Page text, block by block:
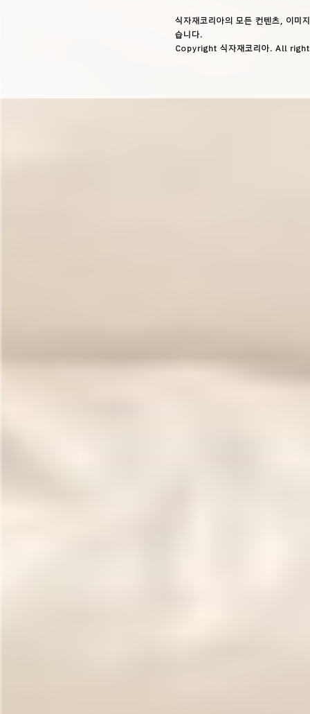
식자재코리아의 모든 컨텐츠, 이미
습니다.
Copyright 식자재코리아. All